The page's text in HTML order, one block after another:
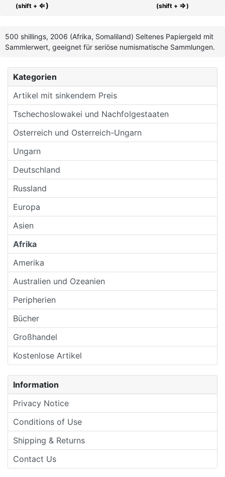
Kategorien
Artikel mit sinkendem Preis
Tschechoslowakei und Nachfolgestaaten
Osterreich und Osterreich-Ungarn
Ungarn
Deutschland
Russland
Europa
Asien
Afrika
Amerika
Australien und Ozeanien
Peripherien
Bücher
Großhandel
Kostenlose Artikel
Information
Privacy Notice
Conditions of Use
Shipping & Returns
Contact Us
(shift + ⇐)
(shift + ⇒)
500 shillings, 2006 (Afrika, Somaliland) Seltenes Papiergeld mit
Sammlerwert, geeignet für seriöse numismatische Sammlungen.